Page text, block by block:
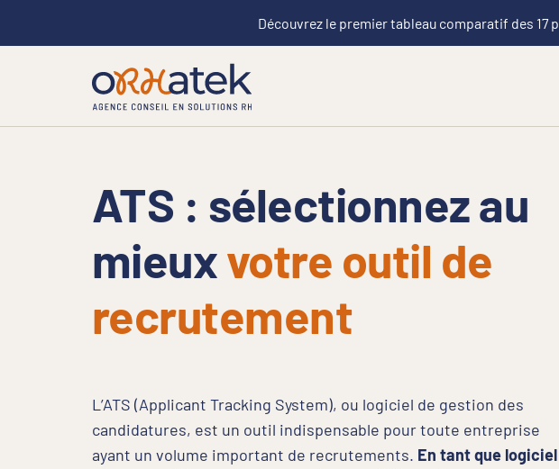
Découvrez le premier tableau comparatif des 17
ATS : sélectionnez au
mieuxvotre outil de
recrutement
L’ATS (Applicant Tracking System), ou logiciel de gestion des
candidatures, est un outil indispensable pour toute entreprise
ayant un volume important de recrutements. En tant que logiciel